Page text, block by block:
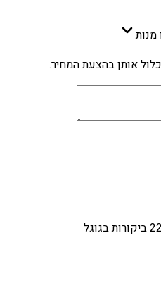
מנות
אותן בהצעת המחיר.
22ביקורות בגוגל